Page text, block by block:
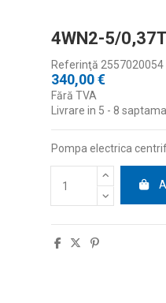
4WN2-5/
Referinţă 2557020054
340,00 €
Fără TVA
Livrare in 5 - 8
Pompa electrica